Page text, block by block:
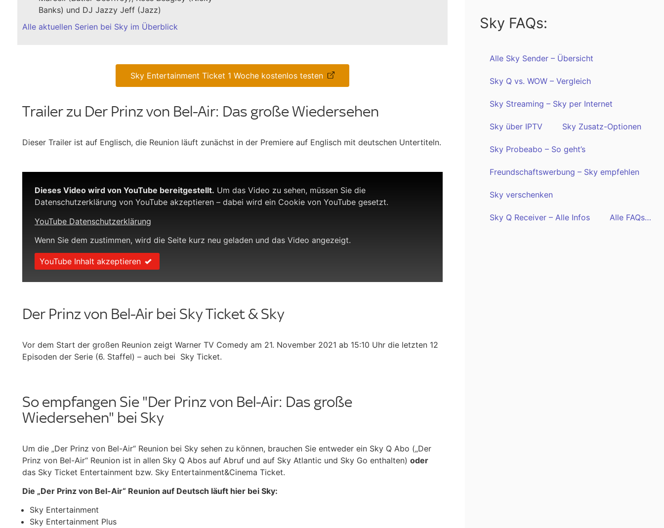
Banks) und DJ Jazzy Jeff (Jazz)
Alle aktuellen Serien bei Sky im Überblick
Sky Entertainment Ticket 1 Woche kostenlos testen
Trailer zu Der Prinz von Bel-Air: Das große Wiedersehen
Dieser Trailer ist auf Englisch, die Reunion läuft zunächst in der Premiere auf Englisch mit deutschen Untertiteln.
Dieses Video wird von YouTube bereitgestellt. Um das Video zu sehen, müssen Sie die
Datenschutzerklärung von YouTube akzeptieren – dabei wird ein Cookie von YouTube gesetzt.
YouTube Datenschutzerklärung
Wenn Sie dem zustimmen, wird die Seite kurz neu geladen und das Video angezeigt.
YouTube Inhalt akzeptieren
Der Prinz von Bel-Air bei Sky Ticket & Sky
Vor dem Start der großen Reunion zeigt Warner TV Comedy am 21. November 2021 ab 15:10 Uhr die letzten 12
Episoden der Serie (6. Staffel) – auch bei Sky Ticket.
So empfangen Sie "Der Prinz von Bel-Air: Das große
Wiedersehen" bei Sky
Um die „Der Prinz von Bel-Air“ Reunion bei Sky sehen zu können, brauchen Sie entweder ein Sky Q Abo („Der
Prinz von Bel-Air“ Reunion ist in allen Sky Q Abos auf Abruf und auf Sky Atlantic und Sky Go enthalten) oder
das Sky Ticket Entertainment bzw. Sky Entertainment&Cinema Ticket.
Die „Der Prinz von Bel-Air“ Reunion auf Deutsch läuft hier bei Sky:
Sky Entertainment
Sky Entertainment Plus
Sky FAQs:
Alle Sky Sender – Übersicht
Sky Q vs. WOW – Vergleich
Sky Streaming – Sky per Internet
Sky über IPTV Sky Zusatz-Optionen
Sky Probeabo – So geht’s
Freundschaftswerbung – Sky empfehlen
Sky verschenken
Sky Q Receiver – Alle Infos Alle FAQs…